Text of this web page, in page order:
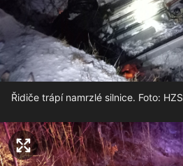
Řidiče trápí namrzlé silnice. Foto: HZS